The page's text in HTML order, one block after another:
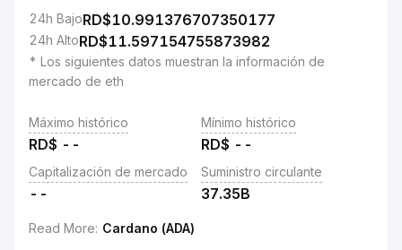
24h BajoRD$10.991376707350177
24h AltoRD$11.597154755873982
* Los siguientes datos muestran la información de
mercado de eth
Máximo histórico
RD$ --
Mínimo histórico
RD$ --
Capitalización de mercado
--
Suministro circulante
37.35B
Read More: Cardano (ADA)